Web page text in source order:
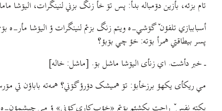
تام بزئه، بأزین دۊمباله بدأ: پس تۊ خأ زنگ بزني لنینگرات،
أسباببازي تلفؤن ٚ گۊشي-ه ویتم زنگ بزئم لنینگرات ؤ الیۊشا مأر-
پسر بيطاقتي همرأ بۊته: خؤ چي بۊبؤ؟
ـ خبر دأشت. اي زنأی الیۊشا ماشل بۊ. [ماشل: خاله]
مي ریکأی یکهؤ برزخأبؤ: تۊ همیشک دۊرؤ گۊني؟ همه‌ته باباؤن تي
یکته نفس ٚ راحت بکشئم بۊتم «خؤب کاري کؤني» ؤ مي چیشمؤن-ه